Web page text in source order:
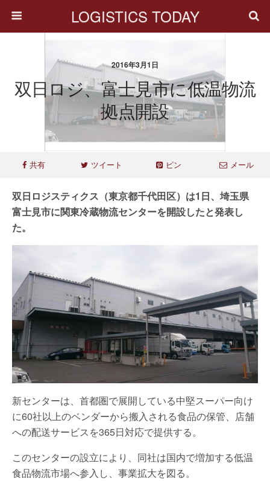
LOGISTICS TODAY
2016年3月1日
双日ロジ、富士見市に低温物流
拠点開設
共有 ツイート ピン メール
双日ロジスティクス（東京都千代田区）は1日、埼玉県
富士見市に関東冷蔵物流センターを開設したと発表し
た。
新センターは、首都圏で展開している中堅スーパー向け
に60社以上のベンダーから搬入される食品の保管、店舗
への配送サービスを365日対応で提供する。
このセンターの設立により、同社は国内で増加する低温
食品物流市場へ参入し、事業拡大を図る。